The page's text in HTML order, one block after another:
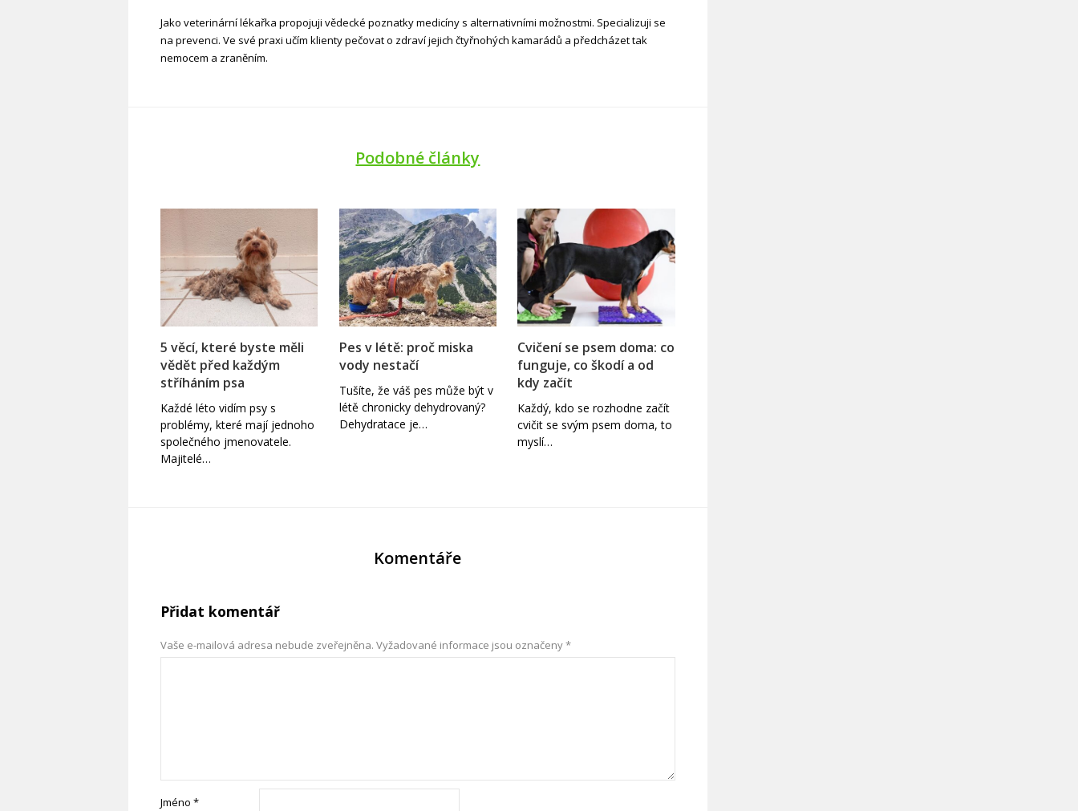
Jako veterinární lékařka propojuji vědecké poznatky medicíny s alternativními možnostmi. Specializuji se
na prevenci. Ve své praxi učím klienty pečovat o zdraví jejich čtyřnohých kamarádů a předcházet tak
nemocem a zraněním.
Podobné články
5 věcí, které byste měli
vědět před každým
stříháním psa
Každé léto vidím psy s
problémy, které mají jednoho
společného jmenovatele.
Majitelé…
Pes v létě: proč miska
vody nestačí
Tušíte, že váš pes může být v
létě chronicky dehydrovaný?
Dehydratace je…
Cvičení se psem doma: co
funguje, co škodí a od
kdy začít
Každý, kdo se rozhodne začít
cvičit se svým psem doma, to
myslí…
Komentáře
Přidat komentář
Vaše e-mailová adresa nebude zveřejněna. Vyžadované informace jsou označeny*
Jméno *